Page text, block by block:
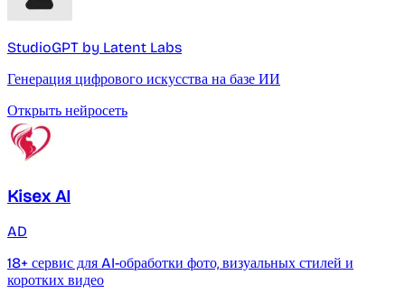
StudioGPT by Latent Labs
Генерация цифрового искусства на базе ИИ
Открыть нейросеть
Kisex AI
AD
18+ сервис для AI-обработки фото, визуальных стилей и
коротких видео